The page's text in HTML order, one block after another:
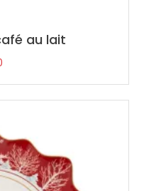
au lait